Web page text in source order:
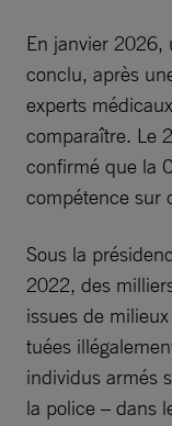
En janvier 2026,
conclu, après
experts
comparaître. Le
confirmé que la
compétence sur
Sous la
2022, des
issues de
tuées
individus armés
la police – dans